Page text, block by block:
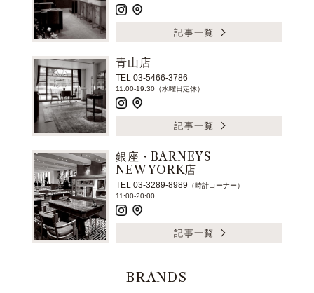
記事一覧
青山店
TEL 03-5466-3786
11:00-19:30（水曜日定休）
記事一覧
銀座・BARNEYS
NEW YORK店
TEL 03-3289-8989 （時計コーナー）
11:00-20:00
記事一覧
BRANDS